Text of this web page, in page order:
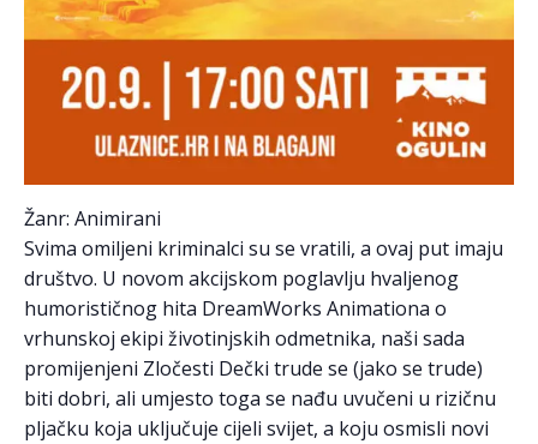
Žanr: Animirani
Svima omiljeni kriminalci su se vratili, a ovaj put imaju
društvo. U novom akcijskom poglavlju hvaljenog
humorističnog hita DreamWorks Animationa o
vrhunskoj ekipi životinjskih odmetnika, naši sada
promijenjeni Zločesti Dečki trude se (jako se trude)
biti dobri, ali umjesto toga se nađu uvučeni u rizičnu
pljačku koja uključuje cijeli svijet, a koju osmisli novi